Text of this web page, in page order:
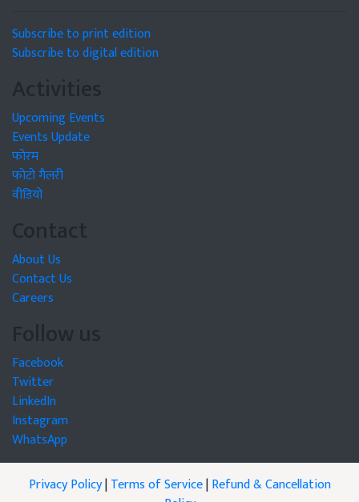
Subscribe to print edition
Subscribe to digital edition
Activities
Upcoming Events
Events Update
फोरम
फोटो गैलरी
वीडियो
Contact
About Us
Contact Us
Careers
Follow us
Facebook
Twitter
LinkedIn
Instagram
WhatsApp
Privacy Policy|Terms of Service|Refund & Cancellation